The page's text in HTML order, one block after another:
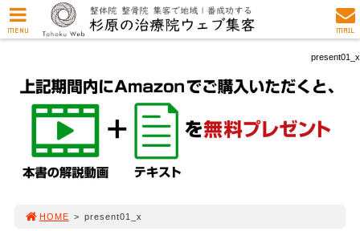
present01_x
HOME > present01_x
MENU MAIL